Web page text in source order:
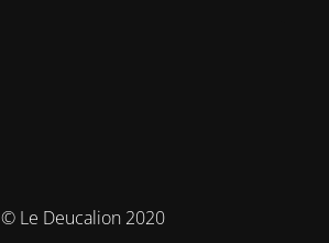
© Le Deucalion 2020